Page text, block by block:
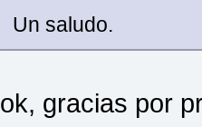
Un saludo.
ok, gracias por